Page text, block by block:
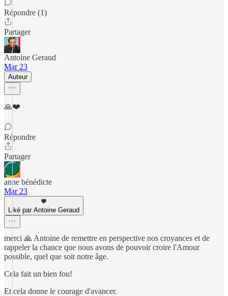
Répondre (1)
Partager
Antoine Geraud
Mar 23
Auteur
🙏❤️
Répondre
Partager
anne bénédicte
Mar 23
Liké par Antoine Geraud
merci 🙏 Antoine de remettre en perspective nos croyances et de
rappeler la chance que nous avons de pouvoir croire l'Amour
possible, quel que soit notre âge.
Cela fait un bien fou!
Et cela donne le courage d'avancer.